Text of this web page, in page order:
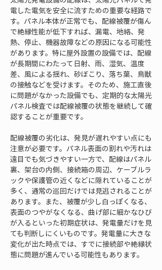
電した電気を安全に流すための重要な経路で
す。パネル本体が正常でも、配線被覆が傷ん
で絶縁性能が低下すれば、漏電、地絡、発
熱、停止、機器故障などの原因になる可能性
があります。特に屋外設置の設備では、配線
が長期間にわたって日射、雨、湿気、温度
差、風による揺れ、砂ぼこり、落ち葉、鳥獣
の接触などを受けます。そのため、施工直後
に問題がなかった設備でも、定期的な太陽光
パネル検査では配線被覆の状態を継続して確
認することが重要です。
配線被覆の劣化は、発見が遅れやすい点にも
注意が必要です。パネル表面の割れや汚れは
遠目でも気づきやすい一方で、配線はパネル
裏、架台の内側、接続箱の周辺、ケーブルラ
ックや保護管の近くなどに隠れていることが
多く、通常の巡回だけでは見逃されることが
あります。また、被覆が少し白っぽくなる、
表面のつやがなくなる、曲げ部に細かなひび
が入るといった初期症状は、発電量だけを見
ても判断しにくいものです。発電量に大きな
変化が出た時点では、すでに接続部や絶縁状
態に問題が進んでいる可能性もあります。